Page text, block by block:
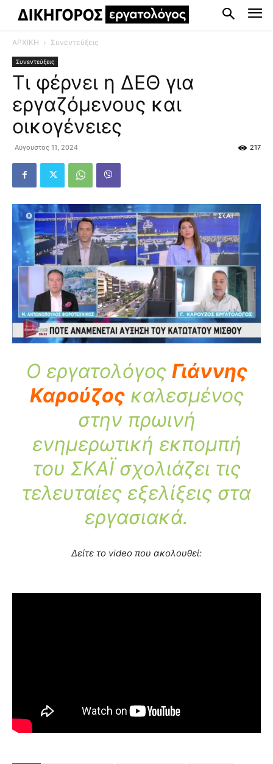
ΑΡΧΙΚΗ Συνεντεύξεις
Συνεντεύξεις
Τι φέρνει η ΔΕΘ για
εργαζόμενους και
οικογένειες
Αύγουστος 11, 2024 217
Ο εργατολόγος Γιάννης
Καρούζοςκαλεσμένος
στην πρωινή
ενημερωτική εκπομπή
του ΣΚΑΪ σχολιάζει τις
τελευταίες εξελίξεις στα
εργασιακά.
Δείτε το video που ακολουθεί: